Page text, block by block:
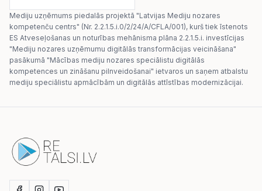
Mediju uzņēmums piedalās projektā "Latvijas Mediju nozares
kompetenču centrs" (Nr. 2.2.1.5.i.0/2/24/A/CFLA/001), kurš tiek īstenots
ES Atveseļošanas un noturības mehānisma plāna 2.2.1.5.i. investīcijas
"Mediju nozares uzņēmumu digitālās transformācijas veicināšana"
pasākumā "Mācības mediju nozares speciālistu digitālās
kompetences un zināšanu pilnveidošanai" ietvaros un saņem atbalstu
mediju speciālistu apmācībām un digitālās attīstības modernizācijai.